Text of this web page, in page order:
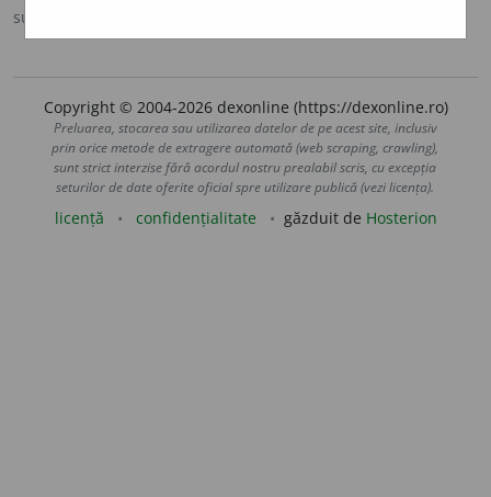
sursa:
Copyright © 2004-2026 dexonline (https://dexonline.ro)
Preluarea, stocarea sau utilizarea datelor de pe acest site, inclusiv
prin orice metode de extragere automată (web scraping, crawling),
sunt strict interzise fără acordul nostru prealabil scris, cu excepția
seturilor de date oferite oficial spre utilizare publică (vezi licența).
licență confidențialitate găzduit de Hosterion